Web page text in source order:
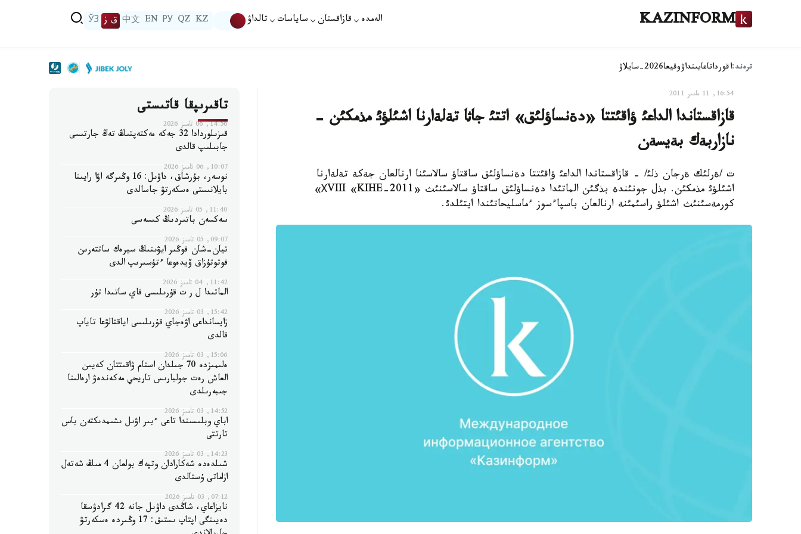
KAZINFORM الەمدە قازاقستان ساياسات تالداۋ KZ
QZ
РУ
EN
中文 ق ز ЎЗ
ترەند:اقورداتاعايىنداۋوقيعا2026-سايلاۋ
16:54, 11 مامىر 2011
قازاقستاندا الداعئ ؤاقئتتا «دةنساؤلئق» اتتئ جاثا تةلةارنا اشئلؤئ مذمكئن -
نازاربةك بةيسةن
ت /ةرلئك ةرجان ذلئ/ - قازاقستاندا الداعئ ؤاقئتتا دةنساؤلئق ساقتاؤ سالاسئنا ارنالعان جةكة تةلةارنا
اشئلؤئ مذمكئن. بذل جونئندة بذگئن الماتئدا دةنساؤلئق ساقتاؤ سالاسئنئث «ХVIII «KIHE-2011»
كورمةسئنئث اشئلؤ راسئمئنة ارنالعان باسپاءسوز ءماسليحاتئندا ايتئلدئ.
تاقىرىپقا قاتىستى
14:56, 06 تامىز 2026
قىزىلوردادا 32 جەكە مەكتەپتىڭ تەڭ جارتىسى
جابىلىپ قالدى
10:07, 06 تامىز 2026
نوسەر، بۇرشاق، داۋىل: 16 وڭىرگە اۋا رايىنا
بايلانىستى ەسكەرتۋ جاسالدى
11:40, 05 تامىز 2026
سەكسەن باتىردىڭ كىسەسى
09:07, 05 تامىز 2026
تيان-شان قوڭىر ايۋىنىڭ سيرەك ساتتەرىن
فوتوتۇزاق ۆيدەوعا ءتۇسىرىپ الدى
11:42, 04 تامىز 2026
الماتىدا ل ر ت قۇرىلىسى قاي ساتىدا تۇر
15:42, 03 تامىز 2026
زايسانداعى اۋەجاي قۇرىلىسى اياقتالۋعا تاياپ
قالدى
15:06, 03 تامىز 2026
ەلىمىزدە 70 جىلدان استام ۋاقىتتان كەيىن
العاش رەت جولبارىس تاريحي مەكەندەۋ ارەالىنا
جىبەرىلدى
14:52, 03 تامىز 2026
اباي وبلىسىندا تاعى ءبىر اۋىل ىشىمدىكتەن باس
تارتتى
14:23, 03 تامىز 2026
شىلدەدە شەكارادان وتپەك بولعان 4 مىڭ شەتەل
ازاماتى ۇستالدى
07:12, 03 تامىز 2026
نايزاعاي، شاڭدى داۋىل جانە 42 گرادۋسقا
دەيىنگى اپتاپ ىستىق: 17 وڭىردە ەسكەرتۋ